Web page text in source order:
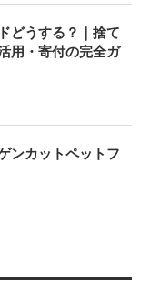
どうする？｜捨て
用・寄付の完全ガ
ンカットペットフ